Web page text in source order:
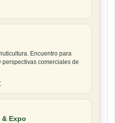
Encuentro para
comerciales de
Expo